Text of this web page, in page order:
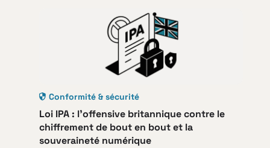
Conformité & sécurité
Loi IPA : l’offensive britannique contre le
chiffrement de bout en bout et la
souveraineté numérique